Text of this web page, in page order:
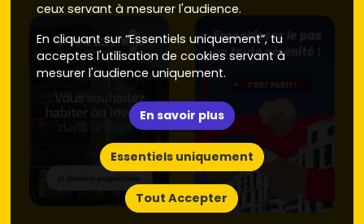
ceux servant à mesurer l'audience.
En cliquant sur “Essentiels uniquement”, tu
acceptes l'utilisation de cookies servant à
mesurer l'audience uniquement.
En savoir plus
Essentiels uniquement
Tout Accepter